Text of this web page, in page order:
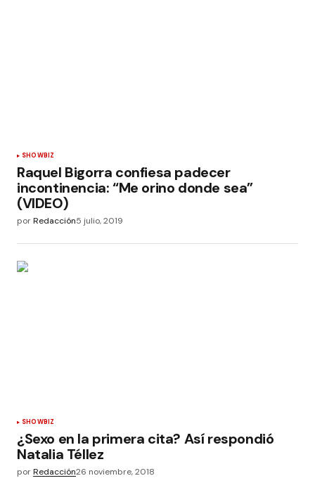
SHOWBIZ
Raquel Bigorra confiesa padecer
incontinencia: “Me orino donde sea”
(VIDEO)
porRedacción5 julio, 2019
SHOWBIZ
¿Sexo en la primera cita? Así respondió
Natalia Téllez
porRedacción26 noviembre, 2018